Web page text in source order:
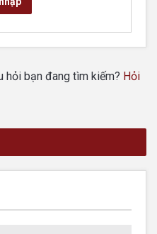
hỏi bạn đang tìm kiếm? Hỏi